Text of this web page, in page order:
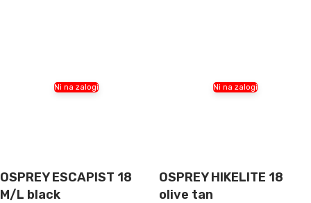
Ni na zalogi
OSPREY ESCAPIST 18
M/L black
Ni na zalogi
OSPREY HIKELITE 18
olive tan